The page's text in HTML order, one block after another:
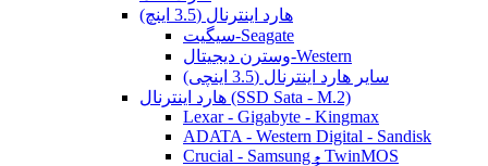
هارد اینترنال (3.5 اینچ)
سیگیت-Seagate
وسترن دیجیتال-Western
سایر هارد اینترنال (3.5 اینچی)
هارد اینترنال (SSD Sata - M.2)
Lexar - Gigabyte - Kingmax
ADATA - Western Digital - Sandisk
Crucial - Samsung - TwinMOS